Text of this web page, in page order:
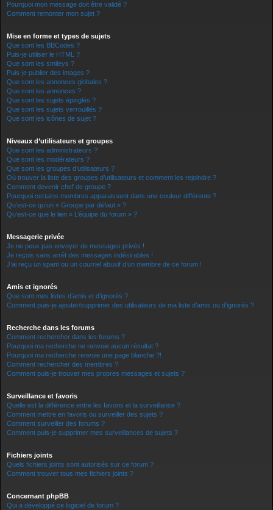
Pourquoi mon message doit être validé ?
Comment remonter mon sujet ?
Mise en forme et types de sujets
Que sont les BBCodes ?
Puis-je utiliser le HTML ?
Que sont les smileys ?
Puis-je publier des images ?
Que sont les annonces globales ?
Que sont les annonces ?
Que sont les sujets épinglés ?
Que sont les sujets verrouillés ?
Que sont les icônes de sujet ?
Niveaux d’utilisateurs et groupes
Que sont les administrateurs ?
Que sont les modérateurs ?
Que sont les groupes d’utilisateurs ?
Où trouver la liste des groupes d’utilisateurs et comment les rejoindre ?
Comment devenir chef de groupe ?
Pourquoi certains membres apparaissent dans une couleur différente ?
Qu’est-ce qu’un « Groupe par défaut » ?
Qu’est-ce que le lien « L’équipe du forum » ?
Messagerie privée
Je ne peux pas envoyer de messages privés !
Je reçois sans arrêt des messages indésirables !
J’ai reçu un spam ou un courriel abusif d’un membre de ce forum !
Amis et ignorés
Que sont mes listes d’amis et d’ignorés ?
Comment puis-je ajouter/supprimer des utilisateurs de ma liste d’amis ou d’ignorés ?
Recherche dans les forums
Comment rechercher dans les forums ?
Pourquoi ma recherche ne renvoie aucun résultat ?
Pourquoi ma recherche renvoie une page blanche ?!
Comment rechercher des membres ?
Comment puis-je trouver mes propres messages et sujets ?
Surveillance et favoris
Quelle est la différence entre les favoris et la surveillance ?
Comment mettre en favoris ou surveiller des sujets ?
Comment surveiller des forums ?
Comment puis-je supprimer mes surveillances de sujets ?
Fichiers joints
Quels fichiers joints sont autorisés sur ce forum ?
Comment trouver tous mes fichiers joints ?
Concernant phpBB
Qui a développé ce logiciel de forum ?